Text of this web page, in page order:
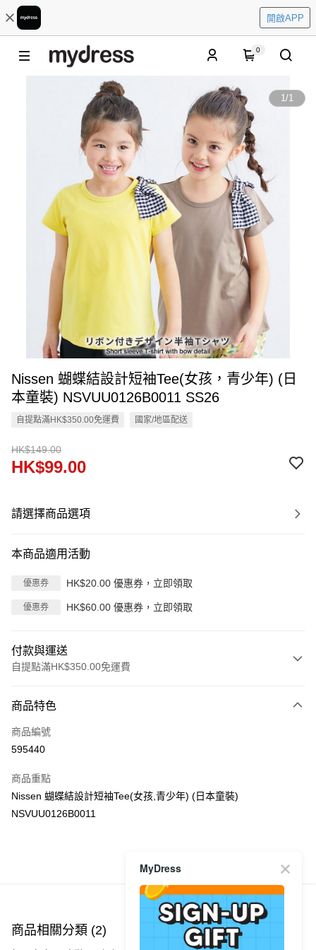
開啟APP
0
1/1
Nissen 蝴蝶結設計短袖Tee(女孩，青少年) (日
本童裝) NSVUU0126B0011 SS26
自提點滿HK$350.00免運費 國家/地區配送
HK$149.00
HK$99.00
請選擇商品選項
本商品適用活動
優惠券 HK$20.00 優惠券，立即領取
優惠券 HK$60.00 優惠券，立即領取
付款與運送
自提點滿HK$350.00免運費
信用卡
Apple Pay
PayMe
WeChat Pay
每筆HK$40.00，滿HK$350.00或以上免運費
付款後順豐站及營業點
每筆HK$40.00，滿HK$350.00或以上免運費
商品特色
商品編號
595440
商品重點
Nissen 蝴蝶結設計短袖Tee(女孩,青少年) (日本童裝)
NSVUU0126B0011
商品推薦
商品相關分類 (2)
MyDress